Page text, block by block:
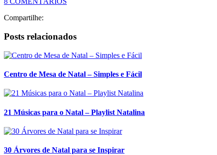
Compartilhe:
Posts relacionados
Centro de Mesa de Natal – Simples e Fácil
21 Músicas para o Natal – Playlist Natalina
30 Árvores de Natal para se Inspirar